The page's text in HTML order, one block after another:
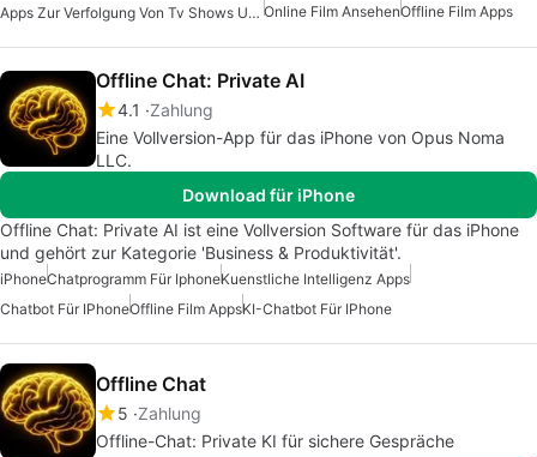
Apps Zur Verfolgung Von Tv Shows Und Filmen Online Film AnsehenOffline Film Apps
Offline Chat: Private AI
4.1
Zahlung
Eine Vollversion-App für das iPhone von Opus Noma
LLC.
Download für iPhone
Offline Chat: Private AI ist eine Vollversion Software für das iPhone
und gehört zur Kategorie 'Business & Produktivität'.
iPhoneChatprogramm Für IphoneKuenstliche Intelligenz Apps
Chatbot Für IPhoneOffline Film AppsKI-Chatbot Für IPhone
Offline Chat
5 Zahlung
Offline-Chat: Private KI für sichere Gespräche